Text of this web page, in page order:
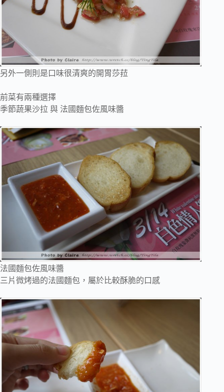
另外一側則是口味很清爽的開胃莎菈
前菜有兩種選擇
季節蔬果沙拉 與 法國麵包佐風味醬
法國麵包佐風味醬
三片微烤過的法國麵包，屬於比較酥脆的口感